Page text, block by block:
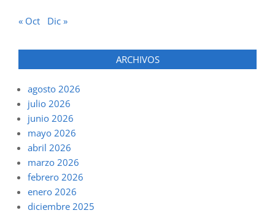
« Oct Dic »
ARCHIVOS
agosto 2026
julio 2026
junio 2026
mayo 2026
abril 2026
marzo 2026
febrero 2026
enero 2026
diciembre 2025